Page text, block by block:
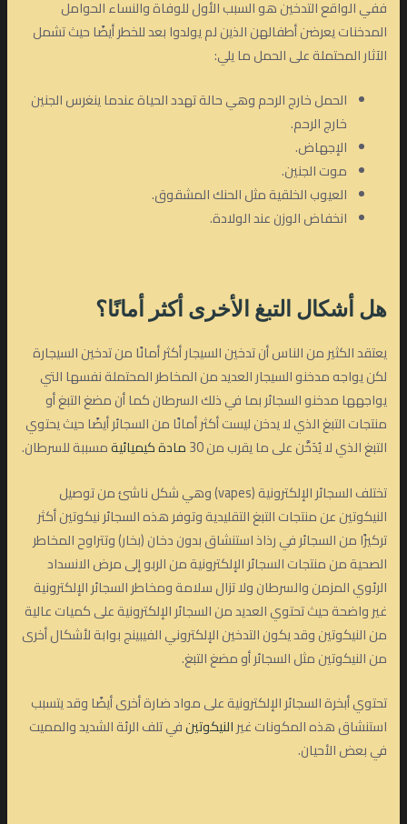
ففي الواقع التدخين هو السبب الأول للوفاة والنساء الحوامل
المدخنات يعرضن أطفالهن الذين لم يولدوا بعد للخطر أيضًا حيث تشمل
الآثار المحتملة على الحمل ما يلي:
الحمل خارج الرحم وهي حالة تهدد الحياة عندما ينغرس الجنين
خارج الرحم.
الإجهاض.
موت الجنين.
العيوب الخلقية مثل الحنك المشقوق.
انخفاض الوزن عند الولادة.
هل أشكال التبغ الأخرى أكثر أمانًا؟
يعتقد الكثير من الناس أن تدخين السيجار أكثر أمانًا من تدخين السيجارة
لكن يواجه مدخنو السيجار العديد من المخاطر المحتملة نفسها التي
يواجهها مدخنو السجائر بما في ذلك السرطان كما أن مضغ التبغ أو
منتجات التبغ الذي لا يدخن ليست أكثر أمانًا من السجائر أيضًا حيث يحتوي
التبغ الذي لا يُدَخَّن على ما يقرب من 30
مادة كيميائيةمسببة للسرطان.
تختلف السجائر الإلكترونية (vapes) وهي شكل ناشئ من توصيل
النيكوتين عن منتجات التبغ التقليدية وتوفر هذه السجائر نيكوتين أكثر
تركيزًا من السجائر في رذاذ استنشاق بدون دخان (بخار) وتتراوح المخاطر
الصحية من منتجات السجائر الإلكترونية من الربو إلى مرض الانسداد
الرئوي المزمن والسرطان ولا تزال سلامة ومخاطر السجائر الإلكترونية
غير واضحة حيث تحتوي العديد من السجائر الإلكترونية على كميات عالية
من النيكوتين وقد يكون التدخين الإلكتروني الفيبينج بوابة لأشكال أخرى
من النيكوتين مثل السجائر أو مضغ التبغ.
تحتوي أبخرة السجائر الإلكترونية على مواد ضارة أخرى أيضًا وقد يتسبب
استنشاق هذه المكونات غيرالنيكوتينفي تلف الرئة الشديد والمميت
في بعض الأحيان.